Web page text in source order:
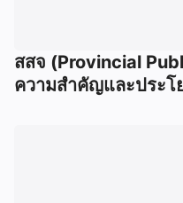
สสจ (Provincial
ความสำคัญและประโ